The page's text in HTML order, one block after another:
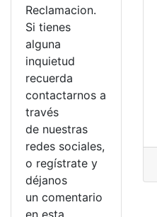
Reclamacion.
Si tienes
alguna
inquietud
recuerda
contactarnos a
través
de nuestras
redes sociales,
o regístrate y
déjanos
un comentario